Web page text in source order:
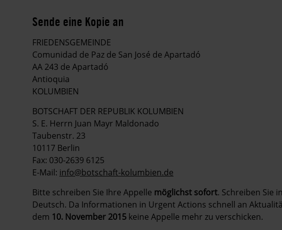
Sende eine Kopie an
FRIEDENSGEMEINDE
Comunidad de Paz de San José de Apartadó
AA 243 de Apartadó
Antioquia
KOLUMBIEN
BOTSCHAFT DER REPUBLIK KOLUMBIEN
S. E. Herrn Juan Mayr Maldonado
Taubenstr. 23
10117 Berlin
Fax: 030-2639 6125
E-Mail: info@botschaft-kolumbien.de
Bitte schreiben Sie Ihre Appelle möglichst sofort. Schreiben Sie
Deutsch. Da Informationen in Urgent Actions schnell an
dem 10. November 2015 keine Appelle mehr zu verschicken.